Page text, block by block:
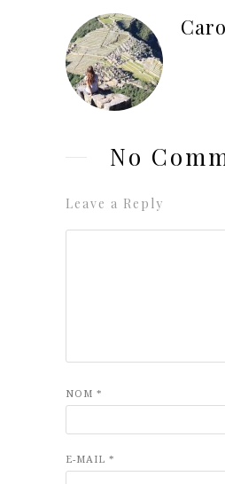
No
Leave a Reply
NOM *
E-MAIL *